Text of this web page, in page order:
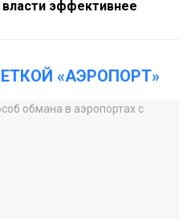
эффективнее
«АЭРОПОРТ»